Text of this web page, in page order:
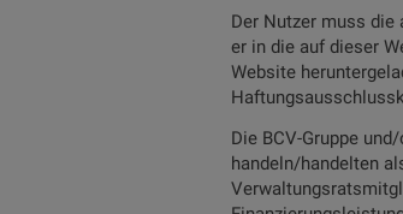
Der Nutzer muss
er in die auf dieser
Website
Die BCV-Gruppe
handeln/handelten